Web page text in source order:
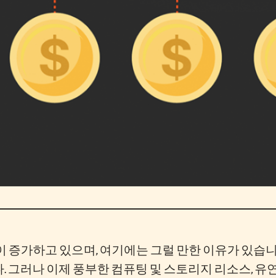
증가하고 있으며, 여기에는 그럴 만한 이유가 있습
러나 이제 풍부한 컴퓨팅 및 스토리지 리소스, 유